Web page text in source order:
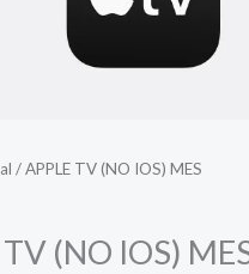
/ APPLE TV (NO IOS) MES
(NO IOS)